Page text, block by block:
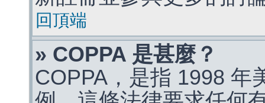
回頂端
» COPPA 是甚麼？
COPPA，是指 1998 年